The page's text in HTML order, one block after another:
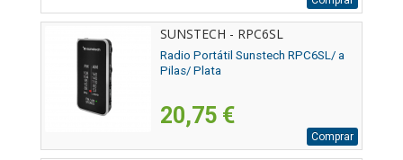
SUNSTECH - RPC6SL
Radio Portátil Sunstech RPC6SL/ a
Pilas/ Plata
20,75 €
Comprar